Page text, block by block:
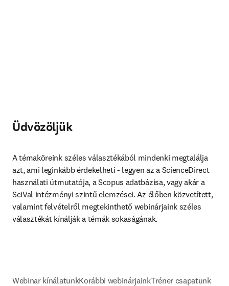
Üdvözöljük
A témaköreink széles választékából mindenki megtalálja
azt, ami leginkább érdekelheti - legyen az a ScienceDirect
használati útmutatója, a Scopus adatbázisa, vagy akár a
SciVal intézményi szintű elemzései. Az élőben közvetített,
valamint felvételről megtekinthető webinárjaink széles
választékát kínálják a témák sokaságának.
Webinar kínálatunkKorábbi webinárjainkTréner csapatunk